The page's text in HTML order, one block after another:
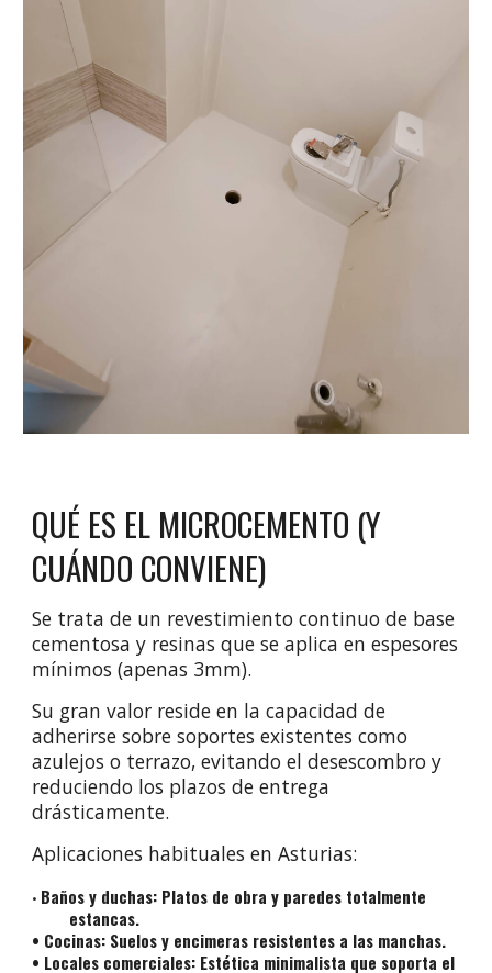
QUÉ ES EL MICROCEMENTO (Y
CUÁNDO CONVIENE)
Se trata de un revestimiento continuo de base
cementosa y resinas que se aplica en espesores
mínimos (apenas 3mm).
Su gran valor reside en la capacidad de
adherirse sobre soportes existentes como
azulejos o terrazo, evitando el desescombro y
reduciendo los plazos de entrega
drásticamente.
Aplicaciones habituales en Asturias:
• Baños y duchas: Platos de obra y paredes totalmente
estancas.
• Cocinas: Suelos y encimeras resistentes a las manchas.
• Locales comerciales: Estética minimalista que soporta el